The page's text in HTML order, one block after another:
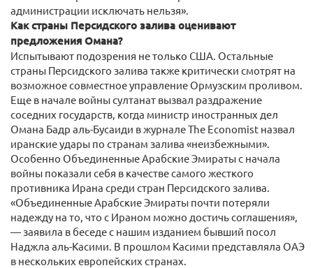
администрации исключать нельзя».
Как страны Персидского залива оценивают
предложения Омана?
Испытывают подозрения не только США. Остальные
страны Персидского залива также критически смотрят на
возможное совместное управление Ормузским проливом.
Еще в начале войны султанат вызвал раздражение
соседних государств, когда министр иностранных дел
Омана Бадр аль-Бусаиди в журнале The Economist назвал
иранские удары по странам залива «неизбежными».
Особенно Объединенные Арабские Эмираты с начала
войны показали себя в качестве самого жесткого
противника Ирана среди стран Персидского залива.
«Объединенные Арабские Эмираты почти потеряли
надежду на то, что с Ираном можно достичь соглашения»,
— заявила в беседе с нашим изданием бывший посол
Наджла аль-Касими. В прошлом Касими представляла ОАЭ
в нескольких европейских странах.